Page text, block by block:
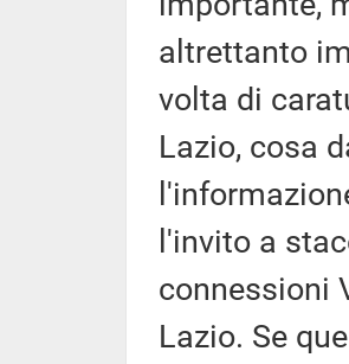
altrettanto
volta di
Lazio, cosa
l'invito a
connessioni
Lazio. Se